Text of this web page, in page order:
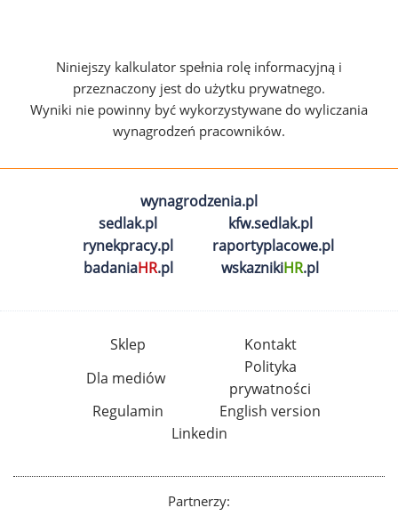
Niniejszy kalkulator spełnia rolę informacyjną i
przeznaczony jest do użytku prywatnego.
Wyniki nie powinny być wykorzystywane do wyliczania
wynagrodzeń pracowników.
wynagrodzenia.pl
sedlak.pl
kfw.sedlak.pl
rynekpracy.pl
raportyplacowe.pl
badaniaHR.pl wskaznikiHR.pl
Sklep
Kontakt
Dla mediów
Polityka
prywatności
Regulamin
English version
Linkedin
Partnerzy: